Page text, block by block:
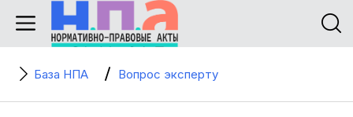
База НПА Вопрос эксперту